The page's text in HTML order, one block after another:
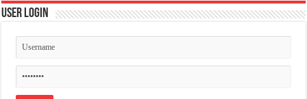
User Login